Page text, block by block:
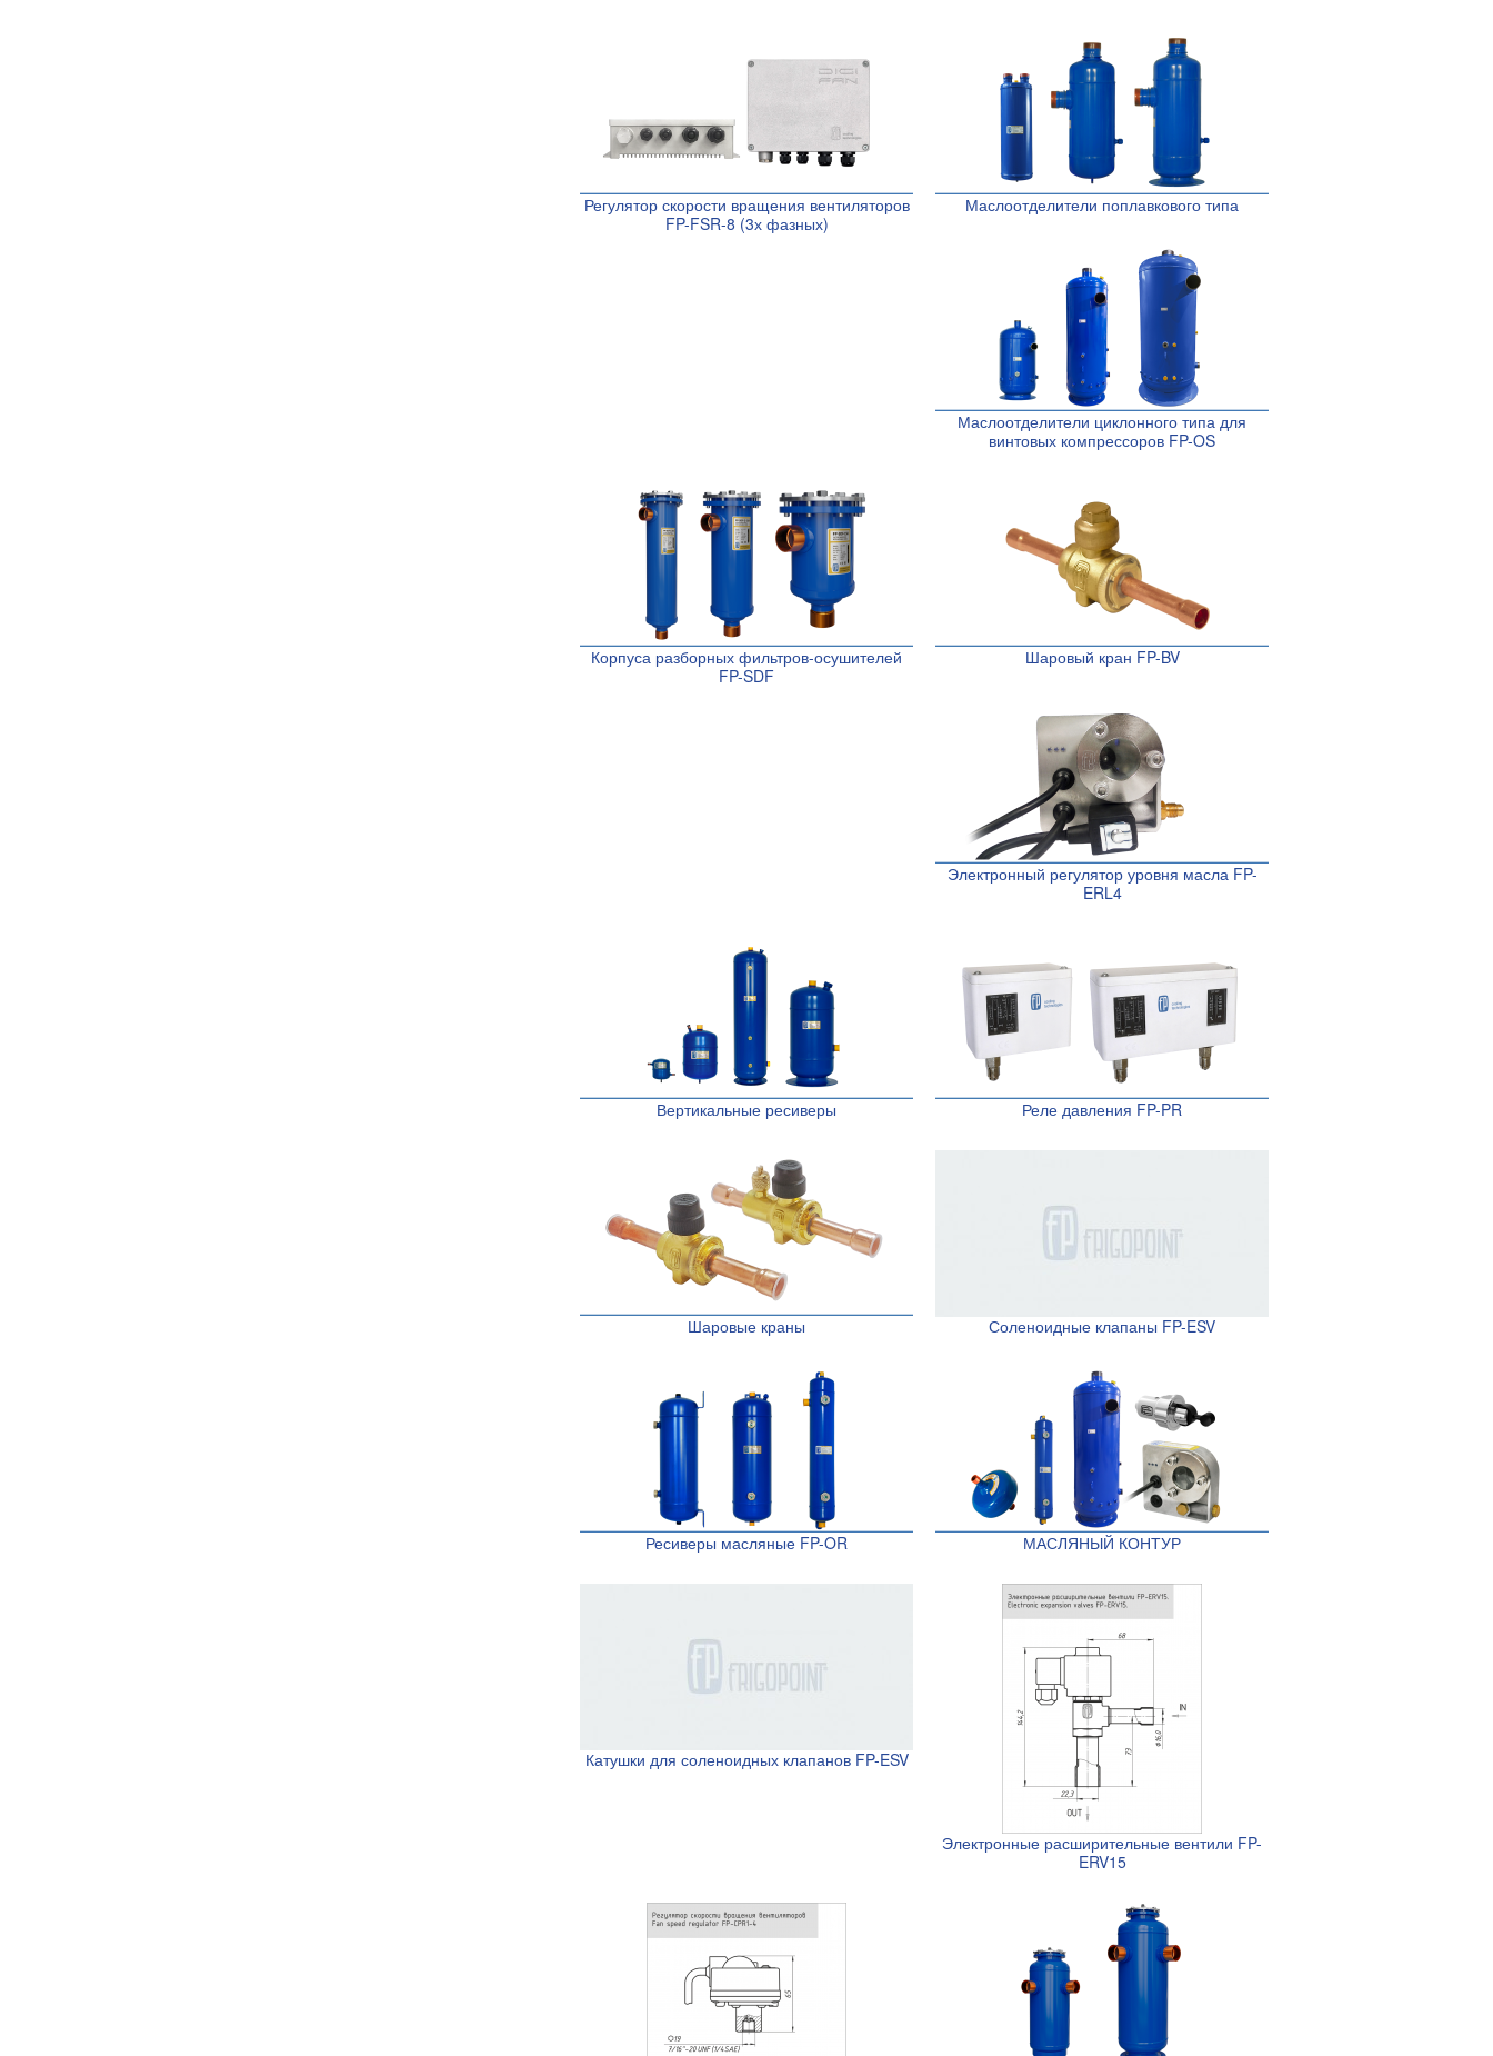
Регулятор скорости вращения вентиляторов
FP-FSR-8 (3х фазных)
Маслоотделители поплавкового типа
Маслоотделители циклонного типа для
винтовых компрессоров FP-OS
Корпуса разборных фильтров-осушителей
FP-SDF
Шаровый кран FP-BV
Электронный регулятор уровня масла FP-
ERL4
Вертикальные ресиверы Реле давления FP-PR
Шаровые краны Соленоидные клапаны FP-ESV
Ресиверы масляные FP-OR МАСЛЯНЫЙ КОНТУР
Катушки для соленоидных клапанов FP-ESV
Электронные расширительные вентили FP-
ERV15